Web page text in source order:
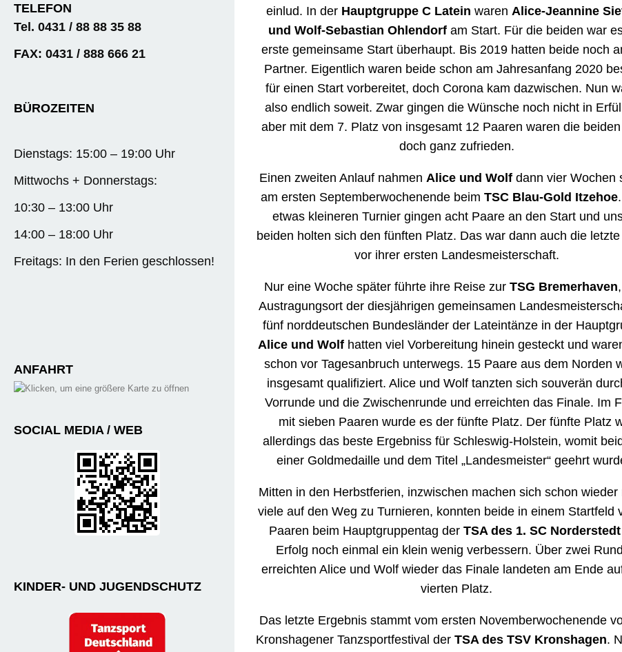
einlud. In der Hauptgruppe C Latein waren Alice-Jeannine
und Wolf-Sebastian Ohlendorf am Start. Für die beiden war
erste gemeinsame Start überhaupt. Bis 2019 hatten beide noch
Partner. Eigentlich waren beide schon am Jahresanfang 2020
für einen Start vorbereitet, doch Corona kam dazwischen. Nun
also endlich soweit. Zwar gingen die Wünsche noch nicht in
aber mit dem 7. Platz von insgesamt 12 Paaren waren die
doch ganz zufrieden.
Einen zweiten Anlauf nahmen Alice und Wolf dann vier Wochen
am ersten Septemberwochenende beim TSC Blau-Gold Itzehoe
etwas kleineren Turnier gingen acht Paare an den Start und
beiden holten sich den fünften Platz. Das war dann auch die
vor ihrer ersten Landesmeisterschaft.
Nur eine Woche später führte ihre Reise zur TSG Bremerhaven
Austragungsort der diesjährigen gemeinsamen
fünf norddeutschen Bundesländer der Lateintänze in der
Alice und Wolfhatten viel Vorbereitung hinein gesteckt und
schon vor Tagesanbruch unterwegs. 15 Paare aus dem Norden
insgesamt qualifiziert. Alice und Wolf tanzten sich souverän
Vorrunde und die Zwischenrunde und erreichten das Finale. Im
mit sieben Paaren wurde es der fünfte Platz. Der fünfte Platz
allerdings das beste Ergebniss für Schleswig-Holstein, womit
einer Goldmedaille und dem Titel „Landesmeister“ geehrt
Mitten in den Herbstferien, inzwischen machen sich schon wieder
viele auf den Weg zu Turnieren, konnten beide in einem Startfeld
Paaren beim Hauptgruppentag der TSA des 1. SC Norderstedt
Erfolg noch einmal ein klein wenig verbessern. Über zwei
erreichten Alice und Wolf wieder das Finale landeten am Ende
vierten Platz.
Das letzte Ergebnis stammt vom ersten Novemberwochenende
Kronshagener Tanzsportfestival der TSA des TSV Kronshagen.
TELEFON
Tel. 0431 / 88 88 35 88
FAX: 0431 / 888 666 21
BÜROZEITEN
Dienstags: 15:00 – 19:00 Uhr
Mittwochs + Donnerstags:
10:30 – 13:00 Uhr
14:00 – 18:00 Uhr
Freitags: In den Ferien geschlossen!
ANFAHRT
SOCIAL MEDIA / WEB
KINDER- UND JUGENDSCHUTZ